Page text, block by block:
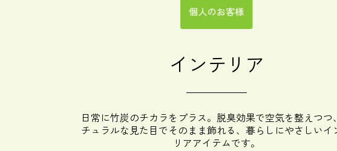
インテリア
日常に竹炭のチカラをプラス。脱臭効果で空気を整えつつ
チュラルな見た目でそのまま飾れる、暮らしにやさしいイ
リアアイテムです。